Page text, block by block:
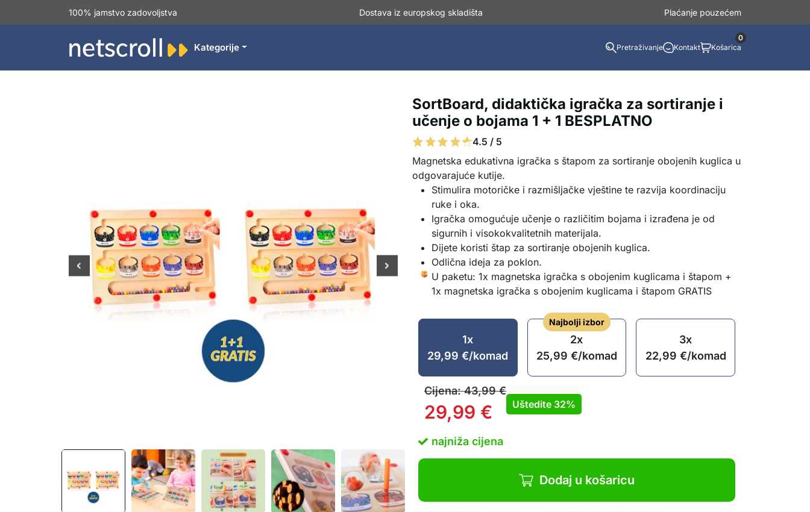
100% jamstvo zadovoljstva Dostava iz europskog skladišta Plaćanje pouzećem
Kategorije Pretraživanje Kontakt Košarica
0
SortBoard, didaktička igračka za sortiranje i
učenje o bojama 1 + 1 BESPLATNO
4.5 / 5
Magnetska edukativna igračka s štapom za sortiranje obojenih kuglica u
odgovarajuće kutije.
Stimulira motoričke i razmišljačke vještine te razvija koordinaciju
ruke i oka.
Igračka omogućuje učenje o različitim bojama i izrađena je od
sigurnih i visokokvalitetnih materijala.
Dijete koristi štap za sortiranje obojenih kuglica.
Odlična ideja za poklon.
U paketu: 1x magnetska igračka s obojenim kuglicama i štapom +
1x magnetska igračka s obojenim kuglicama i štapom GRATIS
1x
29,99€/komad
Najbolji izbor
2x
25,99 €/komad
3x
22,99 €/komad
Cijena:43,99€
29,99 € Uštedite 32%
najniža cijena
Dodaj u košaricu